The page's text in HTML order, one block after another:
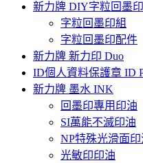
新力牌 DIY字粒回墨
字粒回墨印組
字粒回墨印配件
新力牌 新力印 Duo
ID個人資料保護章 ID
新力牌 墨水 INK
回墨印專用印油
SI萬能不滅印油
NP特殊光滑面印
光敏印印油